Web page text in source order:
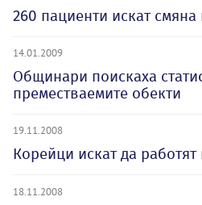
260 пациенти искат
14.01.2009
Общинари поискаха
преместваемите обекти
19.11.2008
Корейци искат да
18.11.2008